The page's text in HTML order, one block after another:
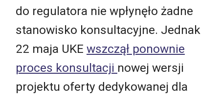
do regulatora nie wpłynęło żadne
stanowisko konsultacyjne. Jednak
22 maja UKE wszczął ponownie
proces konsultacji nowej wersji
projektu oferty dedykowanej dla